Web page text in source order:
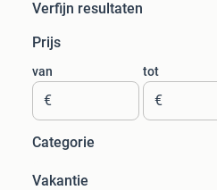
Verfijn resultaten
Prijs
van
€
tot
€
Categorie
Vakantie